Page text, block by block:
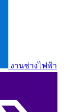
งานช่างไฟฟ้า